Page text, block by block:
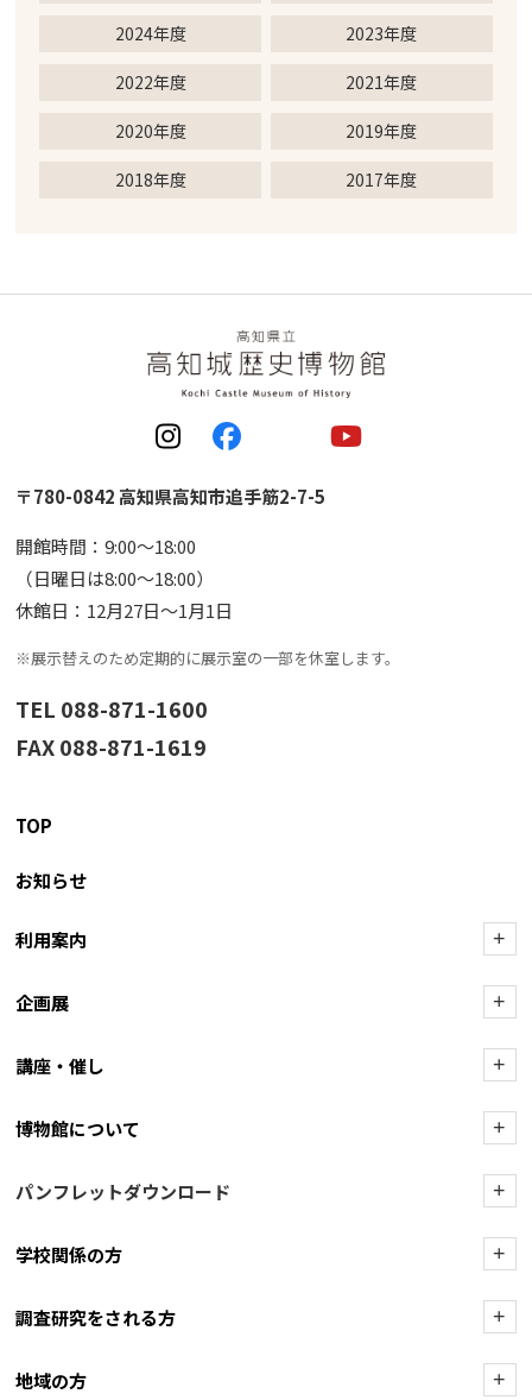
2024年度 2023年度
2022年度 2021年度
2020年度 2019年度
2018年度 2017年度
〒780-0842 高知県高知市追手筋2-7-5
開館時間：9:00〜18:00
（日曜日は8:00〜18:00）
休館日：12月27日〜1月1日
※展示替えのため定期的に展示室の一部を休室します。
TEL 088-871-1600
FAX 088-871-1619
TOP
お知らせ
利用案内 +
企画展 +
講座・催し +
博物館について +
パンフレットダウンロード +
学校関係の方 +
調査研究をされる方 +
地域の方 +